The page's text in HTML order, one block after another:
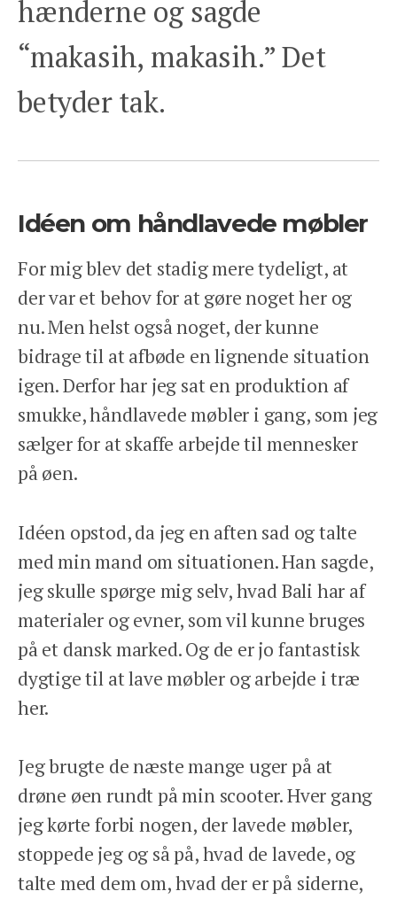
hænderne og sagde
“makasih, makasih.” Det
betyder tak.
Idéen om håndlavede møbler
For mig blev det stadig mere tydeligt, at
der var et behov for at gøre noget her og
nu. Men helst også noget, der kunne
bidrage til at afbøde en lignende situation
igen. Derfor har jeg sat en produktion af
smukke, håndlavede møbler i gang, som jeg
sælger for at skaffe arbejde til mennesker
på øen.
Idéen opstod, da jeg en aften sad og talte
med min mand om situationen. Han sagde,
jeg skulle spørge mig selv, hvad Bali har af
materialer og evner, som vil kunne bruges
på et dansk marked. Og de er jo fantastisk
dygtige til at lave møbler og arbejde i træ
her.
Jeg brugte de næste mange uger på at
drøne øen rundt på min scooter. Hver gang
jeg kørte forbi nogen, der lavede møbler,
stoppede jeg og så på, hvad de lavede, og
talte med dem om, hvad der er på siderne,